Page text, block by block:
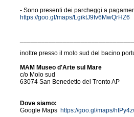
- Sono presenti dei parcheggi a
https://goo.gl/maps/LgiktJ9fv6MwQrHZ6
inoltre presso il molo sud del bacino
MAM Museo d'Arte sul Mare
c/o Molo sud
63074 San Benedetto del Tronto AP
Dove siamo:
Google Maps https://goo.gl/maps/